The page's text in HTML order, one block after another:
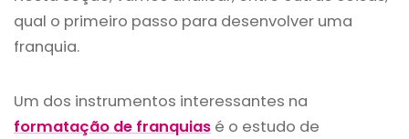
qual o primeiro passo para desenvolver uma
franquia.
Um dos instrumentos interessantes na
formatação de franquias é o estudo de